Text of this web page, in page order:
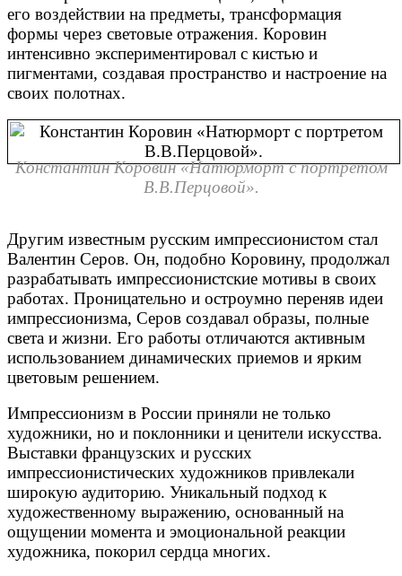
его воздействии на предметы, трансформация
формы через световые отражения. Коровин
интенсивно экспериментировал с кистью и
пигментами, создавая пространство и настроение на
своих полотнах.
Константин Коровин «Натюрморт с портретом
В.В.Перцовой».
Другим известным русским импрессионистом стал
Валентин Серов. Он, подобно Коровину, продолжал
разрабатывать импрессионистские мотивы в своих
работах. Проницательно и остроумно переняв идеи
импрессионизма, Серов создавал образы, полные
света и жизни. Его работы отличаются активным
использованием динамических приемов и ярким
цветовым решением.
Импрессионизм в России приняли не только
художники, но и поклонники и ценители искусства.
Выставки французских и русских
импрессионистических художников привлекали
широкую аудиторию. Уникальный подход к
художественному выражению, основанный на
ощущении момента и эмоциональной реакции
художника, покорил сердца многих.